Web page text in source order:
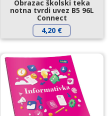
Obrazac školski teka
notna tvrdi uvez B5 96L
Connect
4,20 €